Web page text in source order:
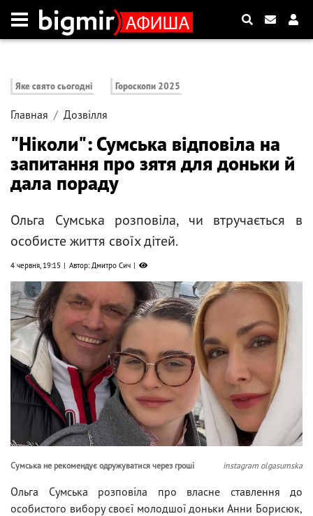
Яке свято сьогодні Гороскопи 2025
Главная Дозвілля
"Ніколи": Сумська відповіла на
запитання про зятя для доньки й
дала пораду
Ольга Сумська розповіла, чи втручається в
особисте життя своїх дітей.
4 червня, 19:15 Автор: Дмитро Сич
Сумська не рекомендує одружуватися через гроші instagram olgasumska
Ольга Сумська розповіла про власне ставлення до
особистого вибору своєї молодшої доньки Анни Борисюк,